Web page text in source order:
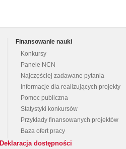
Finansowanie nauki
Konkursy
Panele NCN
Najczęściej zadawane pytania
Informacje dla realizujących projekty
Pomoc publiczna
Statystyki konkursów
Przykłady finansowanych projektów
Baza ofert pracy
Deklaracja dostępności